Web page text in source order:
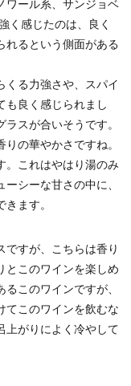
ワール系、サンジョベ
く感じたのは、良く
れるという側面がある
くる力強さや、スパイ
も良く感じられまし
スが合いそうです。
の華やかさですね。
。これはやはり湯のみ
シーな甘さの中に、
ます。
ですが、こちらは香り
とこのワインを楽しめ
このワインですが、
てこのワインを飲むな
上がりによく冷やして